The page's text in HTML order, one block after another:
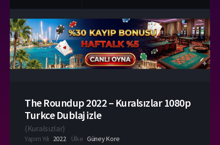
The Roundup 2022 – Kuralsızlar 1080p
Turkce Dublaj izle
(Kuralsızlar)
Yapım Yılı 2022 Ülke Güney Kore